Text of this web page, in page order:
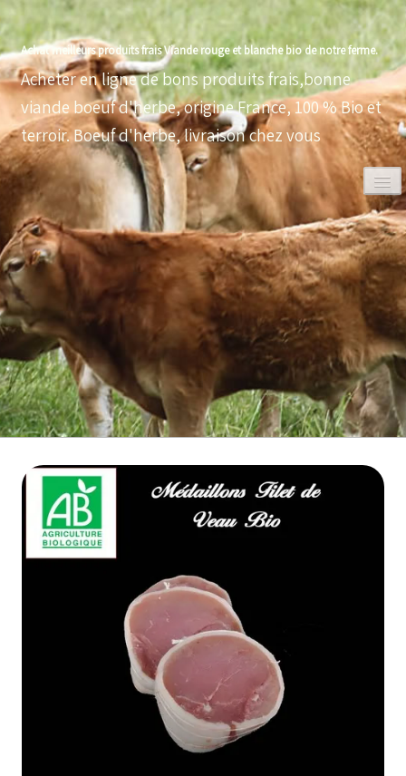
Achat meilleurs produits frais Viande rouge et blanche bio de notre ferme.
Acheter en ligne de bons produits frais,bonne
viande boeuf d'herbe, origine France, 100 % Bio et
terroir. Boeuf d'herbe, livraison chez vous
0
ACCUEIL
VOLAILLES BIO
BOEUF D'HERBE BIO
VEAU BIO
PORC BIO
AGNEAU BIO
MOUTON BIO
NOS COLIS VIANDE
CUISSON RAPIDE
BARBECUE BRASERO